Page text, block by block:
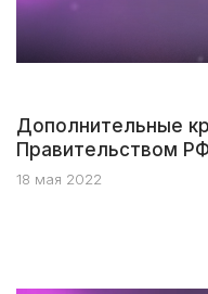
Дополнительные
Правительством
18 мая 2022